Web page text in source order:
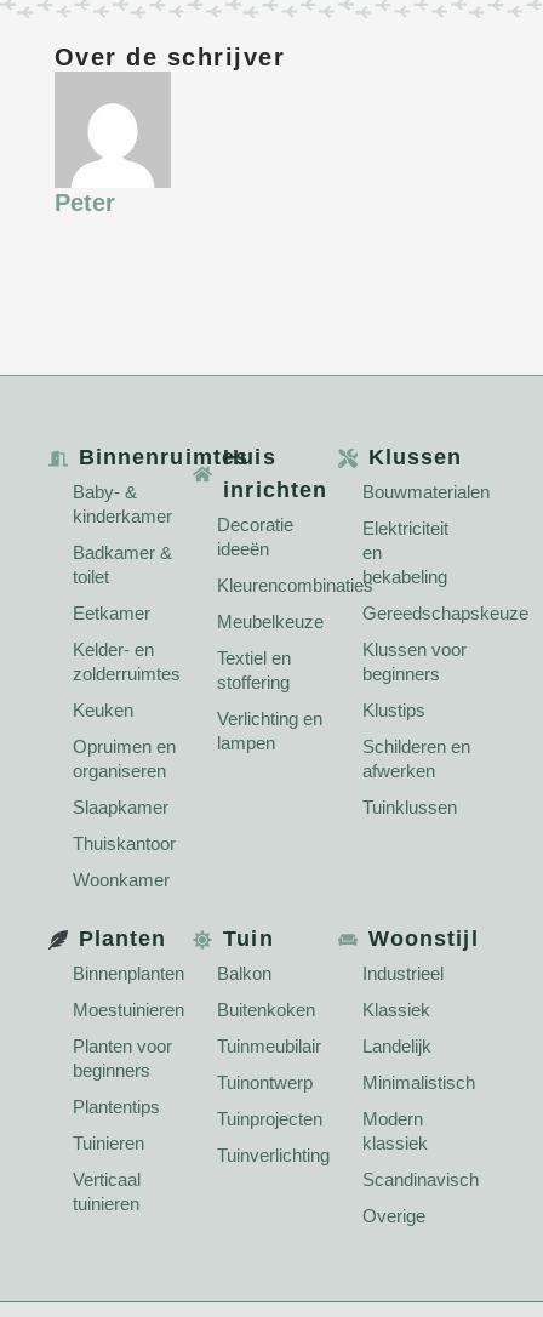
Over de schrijver
Peter
Binnenruimtes
Baby- &
kinderkamer
Badkamer &
toilet
Eetkamer
Kelder- en
zolderruimtes
Keuken
Opruimen en
organiseren
Slaapkamer
Thuiskantoor
Woonkamer
Huis
inrichten
Decoratie
ideeën
Kleurencombinaties
Meubelkeuze
Textiel en
stoffering
Verlichting en
lampen
Klussen
Bouwmaterialen
Elektriciteit
en
bekabeling
Gereedschapskeuze
Klussen voor
beginners
Klustips
Schilderen en
afwerken
Tuinklussen
Planten
Binnenplanten
Moestuinieren
Planten voor
beginners
Plantentips
Tuinieren
Verticaal
tuinieren
Tuin
Balkon
Buitenkoken
Tuinmeubilair
Tuinontwerp
Tuinprojecten
Tuinverlichting
Woonstijl
Industrieel
Klassiek
Landelijk
Minimalistisch
Modern
klassiek
Scandinavisch
Overige